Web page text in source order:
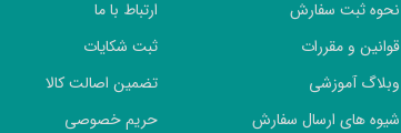
نحوه ثبت سفارش
قوانین و مقررات
وبلاگ آموزشی
شیوه های ارسال سفارش
ارتباط با ما
ثبت شکایات
تضمین اصالت کالا
حریم خصوصی